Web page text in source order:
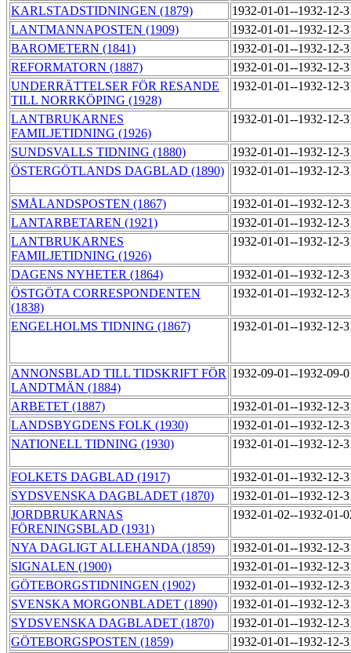
KARLSTADSTIDNINGEN (1879)
1932-01-01--1932-12-
LANTMANNAPOSTEN (1909)
1932-01-01--1932-12-
BAROMETERN (1841)
1932-01-01--1932-12-
REFORMATORN (1887)
1932-01-01--1932-12-
UNDERRÄTTELSER FÖR RESANDE
TILL NORRKÖPING (1928)
1932-01-01--1932-12-
LANTBRUKARNES
FAMILJETIDNING (1926)
1932-01-01--1932-12-
SUNDSVALLS TIDNING (1880)
1932-01-01--1932-12-
ÖSTERGÖTLANDS DAGBLAD (1890)
1932-01-01--1932-12-
SMÅLANDSPOSTEN (1867)
1932-01-01--1932-12-
LANTARBETAREN (1921)
1932-01-01--1932-12-
LANTBRUKARNES
FAMILJETIDNING (1926)
1932-01-01--1932-12-
DAGENS NYHETER (1864)
1932-01-01--1932-12-
ÖSTGÖTA CORRESPONDENTEN
(1838)
1932-01-01--1932-12-
ENGELHOLMS TIDNING (1867) 1932-01-01--1932-12-
ANNONSBLAD TILL TIDSKRIFT FÖR
LANDTMÄN (1884)
1932-09-01--1932-09-
ARBETET (1887)
1932-01-01--1932-12-
LANDSBYGDENS FOLK (1930)
1932-01-01--1932-12-
NATIONELL TIDNING (1930)
1932-01-01--1932-12-
FOLKETS DAGBLAD (1917)
1932-01-01--1932-12-
SYDSVENSKA DAGBLADET (1870)
1932-01-01--1932-12-
JORDBRUKARNAS
FÖRENINGSBLAD (1931)
1932-01-02--1932-01-
NYA DAGLIGT ALLEHANDA (1859)
1932-01-01--1932-12-
SIGNALEN (1900)
1932-01-01--1932-12-
GÖTEBORGSTIDNINGEN (1902)
1932-01-01--1932-12-
SVENSKA MORGONBLADET (1890)
1932-01-01--1932-12-
SYDSVENSKA DAGBLADET (1870)
1932-01-01--1932-12-
GÖTEBORGSPOSTEN (1859)
1932-01-01--1932-12-